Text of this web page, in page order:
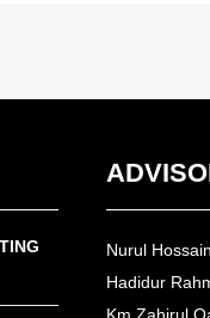
Nurul
Hadidur
Km Zahirul